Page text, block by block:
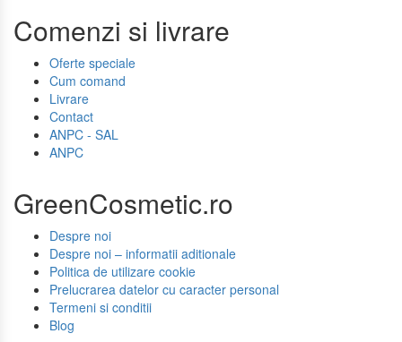
Comenzi si livrare
Oferte speciale
Cum comand
Livrare
Contact
ANPC - SAL
ANPC
GreenCosmetic.ro
Despre noi
Despre noi – informatii aditionale
Politica de utilizare cookie
Prelucrarea datelor cu caracter personal
Termeni si conditii
Blog